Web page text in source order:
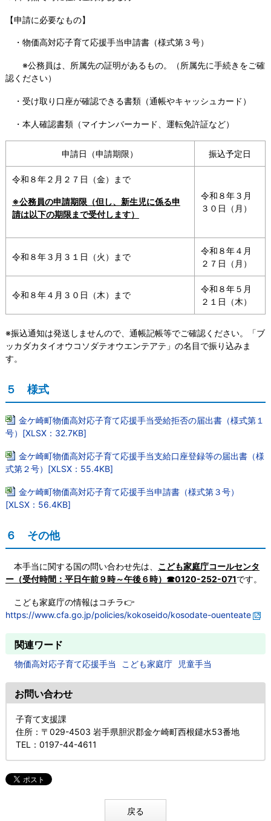
【申請に必要なもの】
・物価高対応子育て応援手当申請書（様式第３号）
※公務員は、所属先の証明があるもの。（所属先に手続きをご確
認ください）
・受け取り口座が確認できる書類（通帳やキャッシュカード）
・本人確認書類（マイナンバーカード、運転免許証など）
申請日（申請期限） 振込予定日
令和８年２月２７日（金）まで
※公務員の申請期限（但し、新生児に係る申
請は以下の期限まで受付します）
令和８年３月
３０日（月）
令和８年３月３１日（火）まで
令和８年４月
２７日（月）
令和８年４月３０日（木）まで
令和８年５月
２１日（木）
※振込通知は発送しませんので、通帳記帳等でご確認ください。「ブ
ッカダカタイオウコソダテオウエンテアテ」の名目で振り込みま
す。
５ 様式
金ケ崎町物価高対応子育て応援手当受給拒否の届出書（様式第１
号）[XLSX：32.7KB]
金ケ崎町物価高対応子育て応援手当支給口座登録等の届出書（様
式第２号）[XLSX：55.4KB]
金ケ崎町物価高対応子育て応援手当申請書（様式第３号）
[XLSX：56.4KB]
６ その他
本手当に関する国の問い合わせ先は、 こども家庭庁コールセンタ
ー（受付時間：平日午前９時～午後６時）☎0120-252-071です。
こども家庭庁の情報はコチラ👉
https://www.cfa.go.jp/policies/kokoseido/kosodate-ouenteate
関連ワード
物価高対応子育て応援手当 こども家庭庁 児童手当
お問い合わせ
子育て支援課
住所：〒029-4503 岩手県胆沢郡金ケ崎町西根鑓水53番地
TEL
：0197-44-4611
戻る